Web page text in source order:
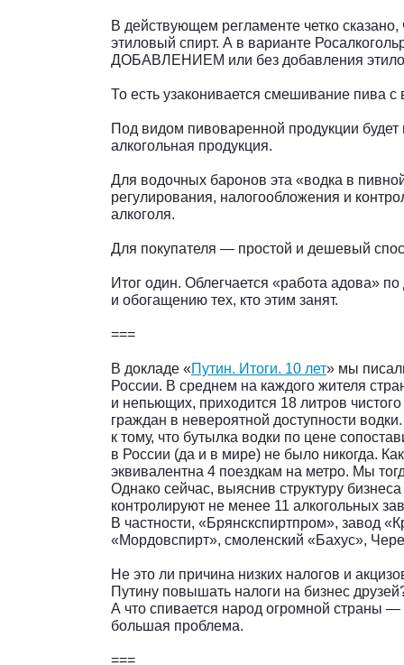
В действующем регламенте четко
этиловый спирт. А в варианте
ДОБАВЛЕНИЕМ или без добавления
То есть узаконивается смешивание пива
Под видом пивоваренной продукции
алкогольная продукция.
Для водочных баронов эта «водка в
регулирования, налогообложения и
алкоголя.
Для покупателя — простой и дешевый
Итог один. Облегчается «работа адова»
и обогащению тех, кто этим занят.
===
В докладе «Путин. Итоги. 10 лет» мы
России. В среднем на каждого жителя
и непьющих, приходится 18 литров
граждан в невероятной доступности
к тому, что бутылка водки по цене
в России (да и в мире) не было никогда.
эквивалентна 4 поездкам на метро. Мы
Однако сейчас, выяснив структуру
контролируют не менее 11 алкогольных
В частности, «Брянскспиртпром», завод
«Мордовспирт», смоленский «Бахус»,
Не это ли причина низких налогов и
Путину повышать налоги на бизнес
А что спивается народ огромной страны
большая проблема.
===